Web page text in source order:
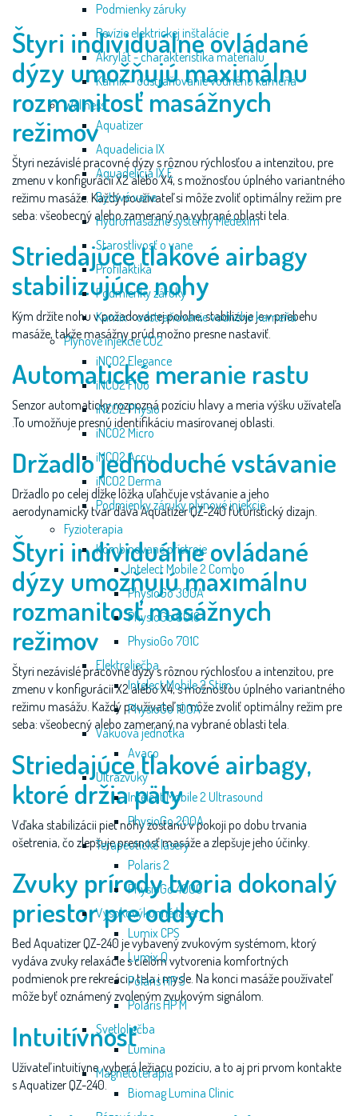
Podmienky záruky
Revízie elektrickej inštalácie
Akrylát - charakteristika materiálu
Kamix - odstraňovanie vodného kameňa
Wellness
Aquatizer
Aquadelicia IX
Aquadelicia IX E
Bytové vane
Hydromasážne systémy Medexim
Starostlivosť o vane
Profilaktika
Podmienky záruky
Kamix - odstraňovanie vodného kameňa
Plynové injekcie CO2
iNCO2 Elegance
iNCO2 Fluo
iNCO2 Physio
iNCO2 Micro
iNCO2 Accu
iNCO2 Derma
Podmienky záruky plynové injekcie
Fyzioterapia
Kombinované prístroje
Intelect Mobile 2 Combo
PhysioGo 300A
PhysioGo 601C
PhysioGo 701C
Elektroliečba
Intelect Mobile 2 Stim
PhysioGo 100A
Vákuová jednotka
Avaco
Ultrazvuky
Intelect Mobile 2 Ultrasound
PhysioGo 200A
Terapeutické lasery
Polaris 2
PhysioGo 400C
Vysokovýkonné lasery
Lumix CPS
Lumix Q
Polaris HP S
Polaris HP M
Svetloliečba
Lumina
Magnetoterapia
Biomag Lumina Clinic
Štyri individuálne ovládané
dýzy umožňujú maximálnu
rozmanitosť masážnych
režimov
Štyri nezávislé pracovné dýzy s rôznou rýchlosťou a intenzitou, pre
zmenu v konfigurácii X2 alebo X4, s možnosťou úplného variantného
režimu masáže. Každý používateľ si môže zvoliť optimálny režim pre
seba: všeobecný alebo zameraný na vybrané oblasti tela.
Striedajúce tlakové airbagy
stabilizujúce nohy
Kým držíte nohu v požadovanej polohe, stabilizuje je v priebehu
masáže, takže masážny prúd možno presne nastaviť.
Automatické meranie rastu
Senzor automaticky rozpozná pozíciu hlavy a meria výšku užívateľa
.To umožňuje presnú identifikáciu masírovanej oblasti.
Držadlo jednoduché vstávanie
Držadlo po celej dĺžke lôžka uľahčuje vstávanie a jeho
aerodynamický tvar dáva Aquatizer QZ-240 futuristický dizajn.
Štyri individuálne ovládané
dýzy umožňujú maximálnu
rozmanitosť masážnych
režimov
Štyri nezávislé pracovné dýzy s rôznou rýchlosťou a intenzitou, pre
zmenu v konfigurácii X2 alebo X4, s možnosťou úplného variantného
režimu masážu. Každý používateľ si môže zvoliť optimálny režim pre
seba: všeobecný alebo zameraný na vybrané oblasti tela.
Striedajúce tlakové airbagy,
ktoré držia päty
Vďaka stabilizácii piet nohy zostanú v pokoji po dobu trvania
ošetrenia, čo zlepšuje presnosť masáže a zlepšuje jeho účinky.
Zvuky prírody tvoria dokonalý
priestor pre oddych
Bed Aquatizer QZ-240 je vybavený zvukovým systémom, ktorý
vydáva zvuky relaxácie s cieľom vytvorenia komfortných
podmienok pre rekreáciu tela i mysle. Na konci masáže používateľ
môže byť oznámený zvoleným zvukovým signálom.
Intuitívnosť
Užívateľ intuitívne vyberá ležiacu pozíciu, a to aj pri prvom kontakte
s Aquatizer QZ-240.